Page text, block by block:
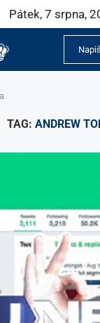
Pátek, 7 srpna,
TAG: ANDREW